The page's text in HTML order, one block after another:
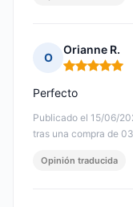
O
Orianne R.
Nota: 5 de 5
Publicado el 15/06/
tras una compra de
Perfecto
Opinión traducida